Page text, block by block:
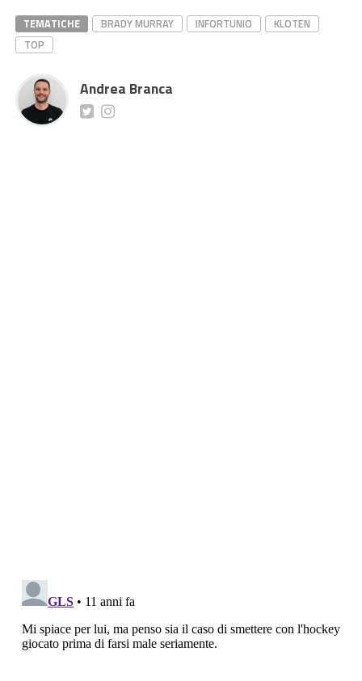
TEMATICHE BRADY MURRAY INFORTUNIO
KLOTEN
TOP
Andrea Branca